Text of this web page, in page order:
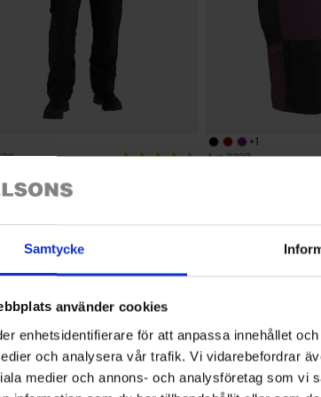
Samtycke
använder cookies
enhetsidentifierare för att anpassa innehållet
och analysera vår trafik. Vi vidarebefordrar
medier och annons- och analysföretag som vi
Sternen
Thermohose Orsa
Bewertung: 4.4 von 5 Sternen
+1
2207
39 €